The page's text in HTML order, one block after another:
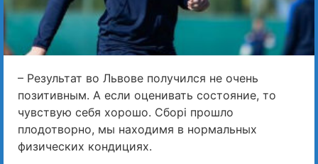
– Результат во Львове получился не очень
позитивным. А если оценивать состояние, то
чувствую себя хорошо. Сборі прошло
плодотворно, мы находимя в нормальных
физических кондициях.